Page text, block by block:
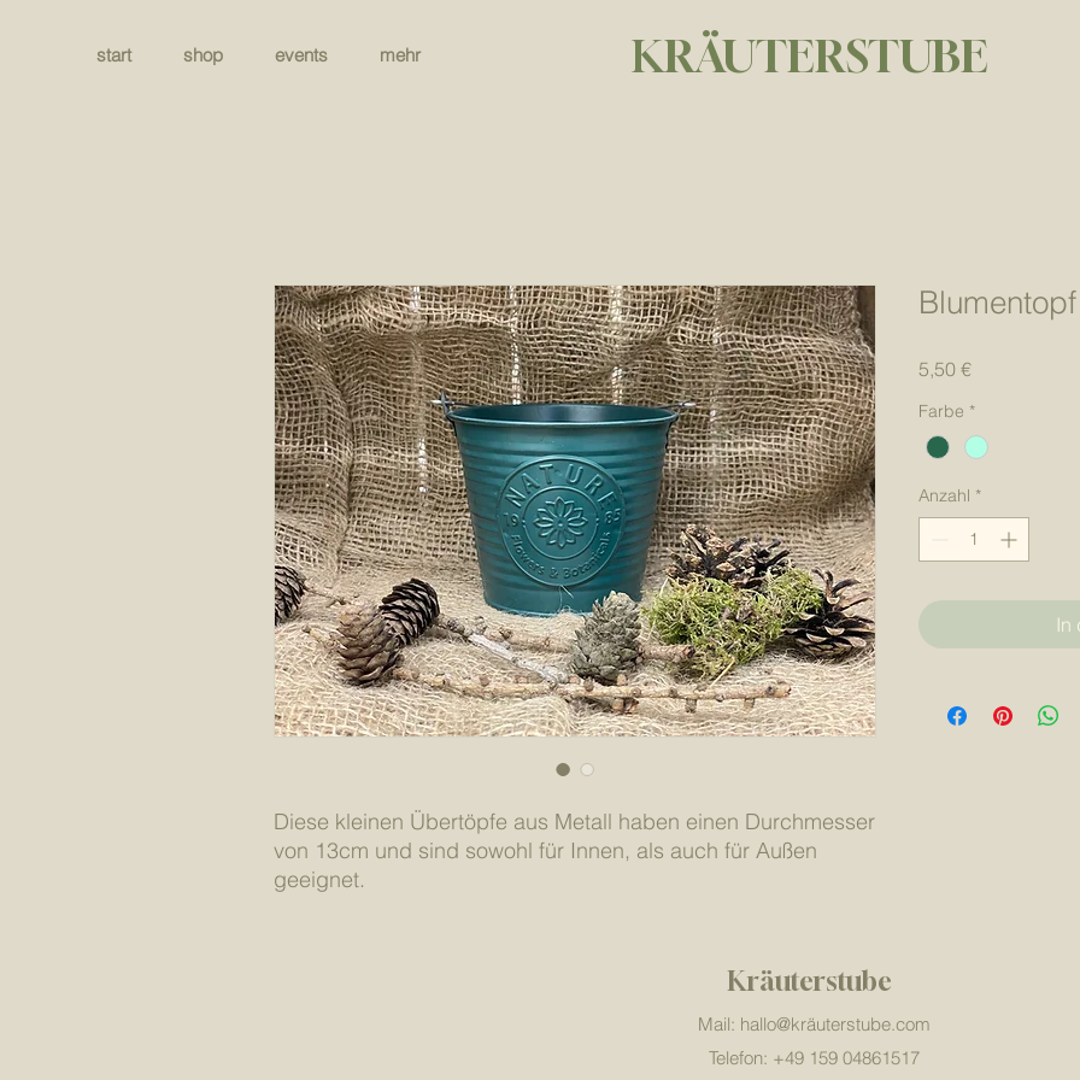
start shop events mehr KRÄUTERSTUBE
Diese kleinen Übertöpfe aus Metall haben einen Durchmesser
von 13cm und sind sowohl für Innen, als auch für Außen
geeignet.
5,50 €Preis
Farbe *
Anzahl *
In
Kräuterstube
Mail: hallo@kräuterstube.com
Telefon: +49 159 04861517